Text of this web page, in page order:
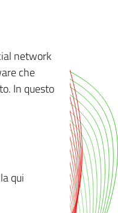
network
che
In questo
qui